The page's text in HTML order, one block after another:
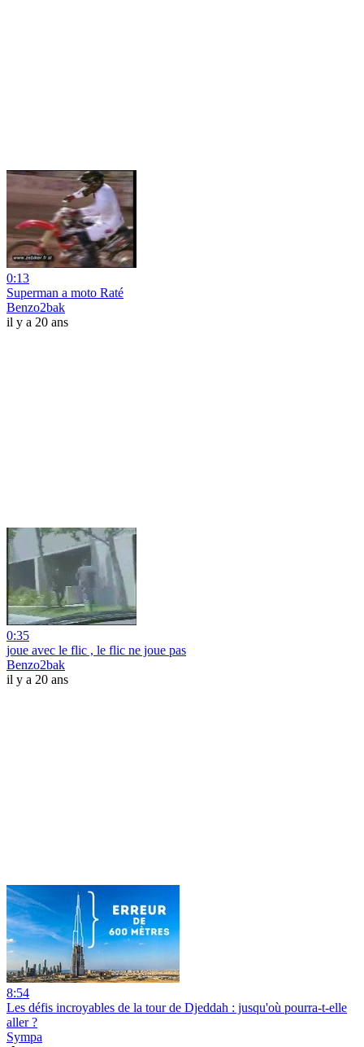
0:13
Superman a moto Raté
Benzo2bak
il y a 20 ans
0:35
joue avec le flic , le flic ne joue pas
Benzo2bak
il y a 20 ans
8:54
Les défis incroyables de la tour de Djeddah : jusqu'où pourra-t-elle
aller ?
Sympa